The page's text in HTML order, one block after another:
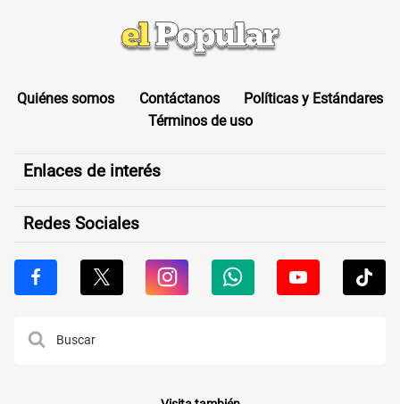
Quiénes somos Contáctanos
Políticas y Estándares
Términos de uso
Enlaces de interés
Redes Sociales